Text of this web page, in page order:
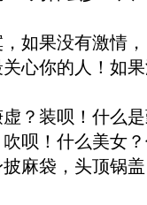
如果没有激情
心你的人！如
？装呗！什么
呗！什么美女
麻袋，头顶锅